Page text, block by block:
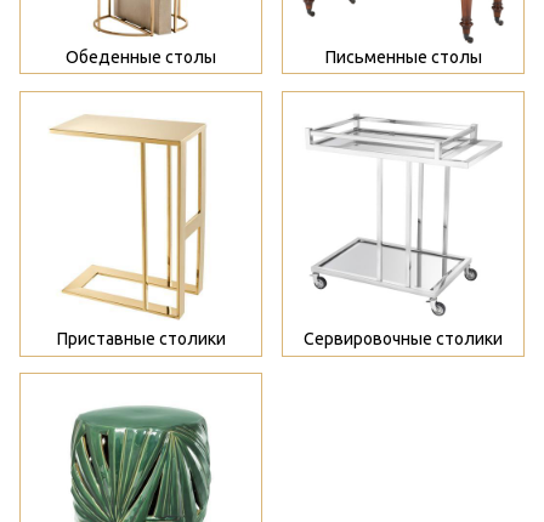
Обеденные столы Письменные столы
Приставные столики Сервировочные столики